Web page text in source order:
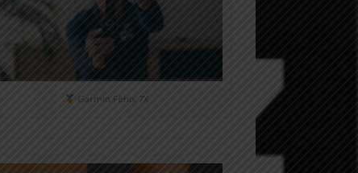
Garmin Fénix 7X